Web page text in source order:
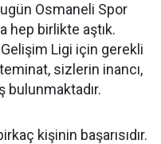
Osmaneli Spor
hep birlikte aştık.
Ligi için gerekli
sizlerin inancı,
bulunmaktadır.
kişinin başarısıdır.